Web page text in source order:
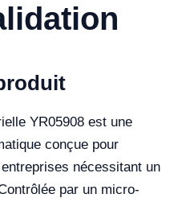
YR05908 est une
conçue pour
nécessitant un
par un micro-